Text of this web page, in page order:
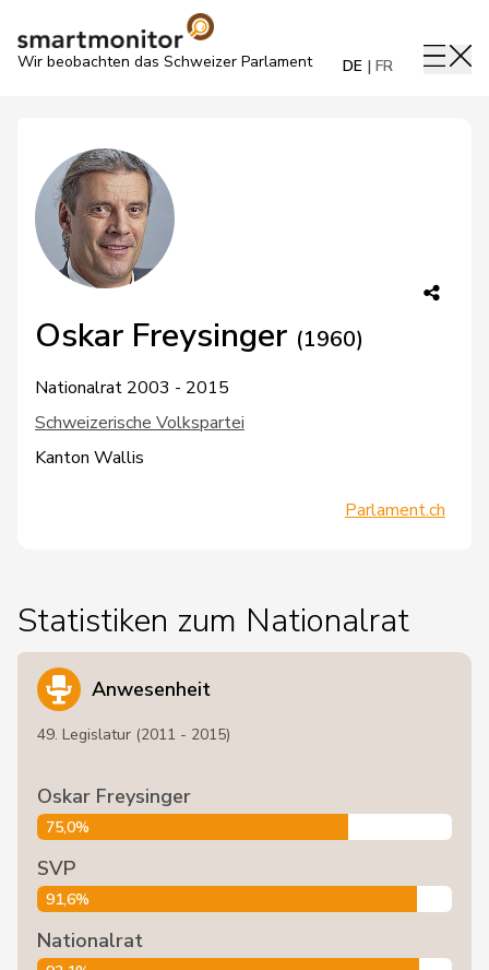
Wir beobachten das Schweizer Parlament DE FR
Oskar Freysinger (1960)
Nationalrat 2003 - 2015
Schweizerische Volkspartei
Kanton Wallis
Parlament.ch
Statistiken zum Nationalrat
Anwesenheit
49. Legislatur (2011 - 2015)
Oskar Freysinger
75,0%
SVP
91,6%
Nationalrat